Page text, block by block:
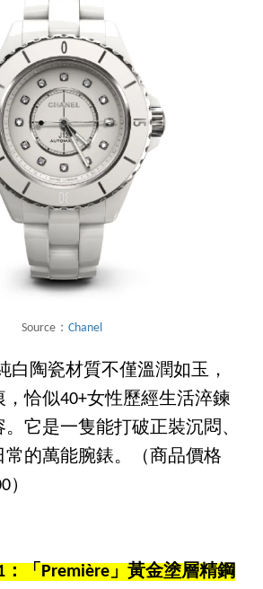
Source： Chanel
白陶瓷材質不僅溫潤如玉，
，恰似40+女性歷經生活淬鍊
它是一隻能打破正裝沉悶、
常的萬能腕錶。（商品價格
）
「Première」黃金塗層精鋼